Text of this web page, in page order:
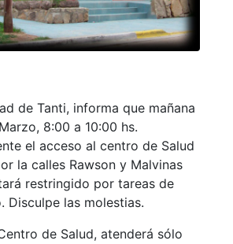
de Tanti, informa que mañana
8:00 a 10:00 hs.
el acceso al centro de Salud
la calles Rawson y Malvinas
restringido por tareas de
Disculpe las molestias.
de Salud, atenderá sólo